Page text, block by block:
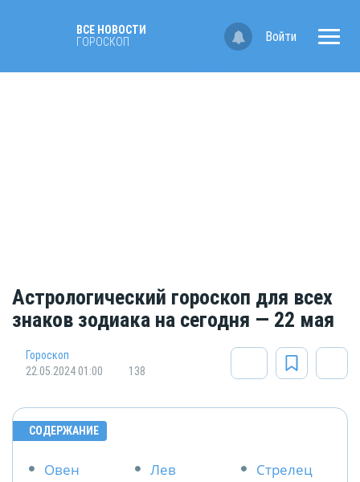
ВСЕ НОВОСТИ
ГОРОСКОП
Войти
Астрологический гороскоп для всех
знаков зодиака на сегодня — 22 мая
Гороскоп
22.05.2024 01:00
138
СОДЕРЖАНИЕ
Овен
Лев
Стрелец